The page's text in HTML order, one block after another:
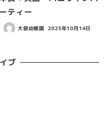
ーティー
大袋幼稚園 2025年10月14日
ブ